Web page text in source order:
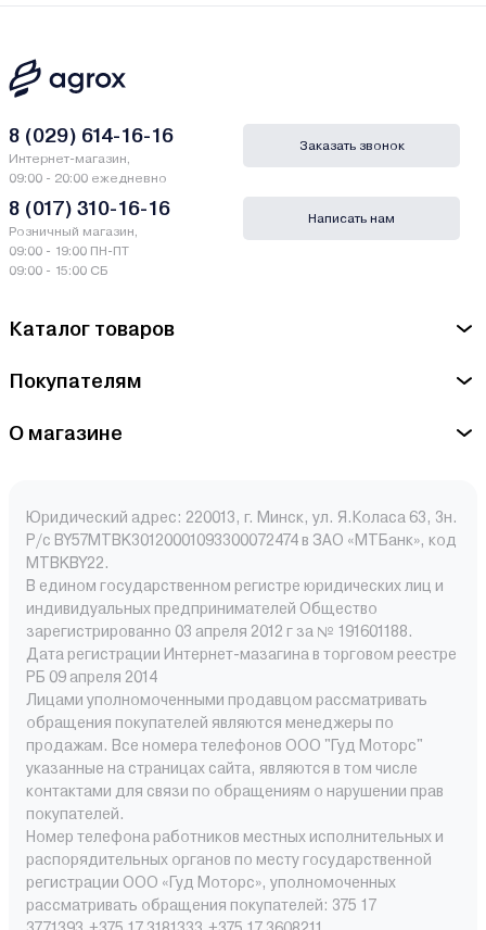
Каталог товаров
Покупателям
О магазине
Юридический адрес: 220013, г. Минск, ул. Я.Коласа 63, 3н.
Р/с BY57MTBK30120001093300072474 в ЗАО «МТБанк», код
MTBKBY22.
В едином государственном регистре юридических лиц и
индивидуальных предпринимателей Общество
зарегистрированно 03 апреля 2012 г за № 191601188.
Дата регистрации Интернет-мазагина в торговом реестре
РБ 09 апреля 2014
Лицами уполномоченными продавцом рассматривать
обращения покупателей являются менеджеры по
продажам. Все номера телефонов ООО "Гуд Моторс"
указанные на страницах сайта, являются в том числе
контактами для связи по обращениям о нарушении прав
покупателей.
Номер телефона работников местных исполнительных и
распорядительных органов по месту государственной
регистрации ООО «Гуд Моторс», уполномоченных
рассматривать обращения покупателей: 375 17
8 (029) 614-16-16
Интернет-магазин,
09:00 - 20:00 ежедневно
8 (017) 310-16-16
Розничный магазин,
09:00 - 19:00 ПН-ПТ
09:00 - 15:00 СБ
Заказать звонок
Написать нам